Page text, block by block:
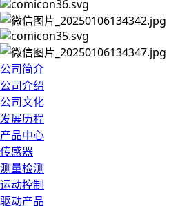
公司简介
公司介绍
公司文化
发展历程
产品中心
传感器
测量检测
运动控制
驱动产品